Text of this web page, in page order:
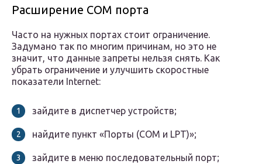
Расширение COM порта
Часто на нужных портах стоит ограничение.
Задумано так по многим причинам, но это не
значит, что данные запреты нельзя снять. Как
убрать ограничение и улучшить скоростные
показатели Internet:
зайдите в диспетчер устройств;
найдите пункт «Порты (COM и LPT)»;
зайдите в меню последовательный порт;